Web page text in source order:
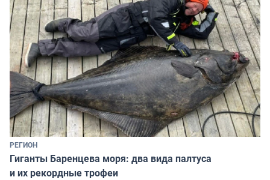
РЕГИОН
Гиганты Баренцева моря: два вида палтуса
и их рекордные трофеи